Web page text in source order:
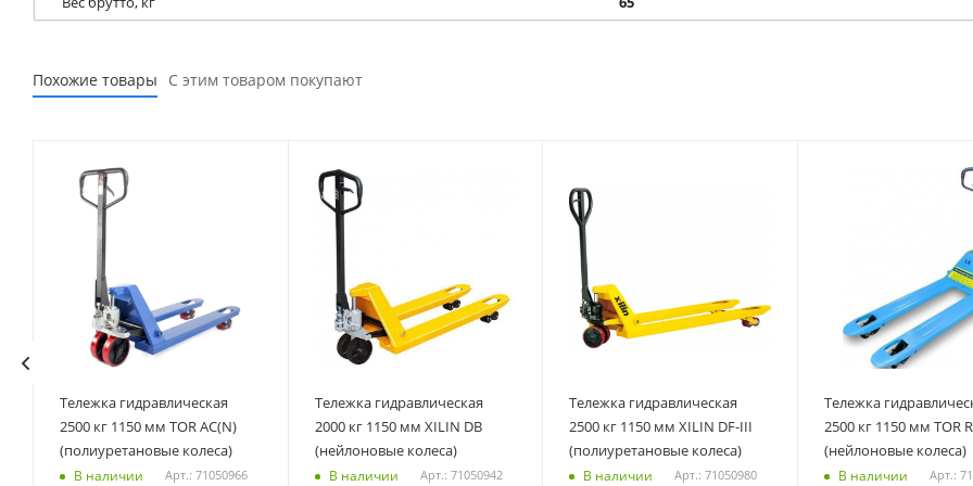
Похожие товары С этим товаром покупают
Тележка гидравлическая
2500 кг 1150 мм TOR AC(N)
(полиуретановые колеса)
В наличии Арт.: 71050966
Тележка гидравлическая
2000 кг 1150 мм XILIN DB
(нейлоновые колеса)
В наличии Арт.: 71050942
Тележка гидравлическая
2500 кг 1150 мм XILIN DF-III
(полиуретановые колеса)
В наличии Арт.: 71050980
Тележка
2500 кг 1150 мм TOR
(нейлоновые колеса)
В наличии Арт.: